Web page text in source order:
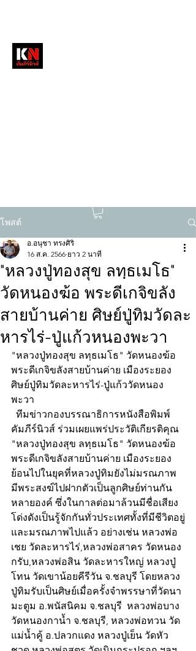
โพสต์
"หลวงปู่ทองสุข ลทฺธเมโธ"
วัดหนองฆ้อ พระดีเกจิขลัง
สายบ้านค่าย ศิษย์ปู่ทิมวัดละ
หารไร่-ปู่แก้วหนองพะวา
อ.อนุชา ทรงศิริ
16 ส.ค. 2566 ยาว 2 นาที
"หลวงปู่ทองสุข ลทฺธเมโธ" วัดหนองฆ้อ
พระดีเกจิขลังสายบ้านค่าย เมืองระยอง
ศิษย์ปู่ทิมวัดละหารไร่-ปู่แก้ววัดหนอง
พะวา
คัมภีร์นิวส์ ร่วมเผยแพร่ประวัติเกียรติคุณ
"หลวงปู่ทองสุข ลทฺธเมโธ" วัดหนองฆ้อ
พระดีเกจิขลังสายบ้านค่าย เมืองระยอง
ย้อนไปในยุคที่หลวงปู่ทิมยังไม่มรณภาพ
มีพระสงฆ์ไปฝากตัวเป็นลูกศิษย์ท่านกัน
หลายองค์ ซึ่งในกาลต่อมาล้วนมีชื่อเสียง
โด่งดังเป็นรู้จักกันทั่วประเทศทั้งที่มีชีวิตอยู่
และมรณภาพไปแล้ว อย่างเช่น หลวงพ่อ
เชย วัดละหารไร่,หลวงพ่อสาคร วัดหนอง
กรับ,หลวงพ่อสิน วัดละหารใหญ่ หลวงปู่
โทน วัดเขาน้อยคีรีวัน จ.ชลบุรี โดยหลวง
ปู่ทิมรับเป็นศิษย์เมื่อครั้งจำพรรษาที่วัดนา
มะตูม อ.พนัสนิคม จ.ชลบุรี  หลวงพ่อบาง
วัดหนองกาน้ำ จ.ชลบุรี, หลวงพ่อทวน วัด
แม่น้ำคู้ อ.ปลวกแดง หลวงปู่เย็น วัดหัว